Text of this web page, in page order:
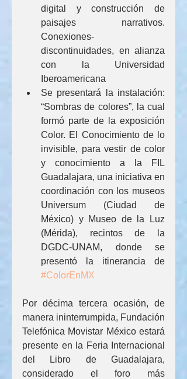
digital y construcción de
paisajes narrativos.
Conexiones-
discontinuidades, en alianza
con la Universidad
Iberoamericana
Se presentará la instalación:
“Sombras de colores”, la cual
formó parte de la exposición
Color. El Conocimiento de lo
invisible, para vestir de color
y conocimiento a la FIL
Guadalajara, una iniciativa en
coordinación con los museos
Universum (Ciudad de
México) y Museo de la Luz
(Mérida), recintos de la
DGDC-UNAM, donde se
#ColorEnMX
Por décima tercera ocasión, de
manera ininterrumpida, Fundación
Telefónica Movistar México estará
presente en la Feria Internacional
del Libro de Guadalajara,
considerado el foro más